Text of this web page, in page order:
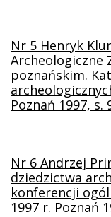
Nr 5 Henryk
Archeologiczne
poznańskim.
Poznań 1997, s.
Nr 6 Andrzej
dziedzictwa
konferencji
1997 r. Poznań